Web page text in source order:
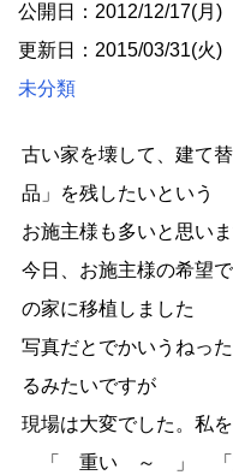
公開日：2012/12/17(月)
更新日：2015/03/31(火)
未分類
古い家を壊して、建て
品」を残したいという
お施主様も多いと思いま
今日、お施主様の希望
の家に移植しました
写真だとでかいうねっ
るみたいですが
現場は大変でした。私
「 重い ～ 」 「支